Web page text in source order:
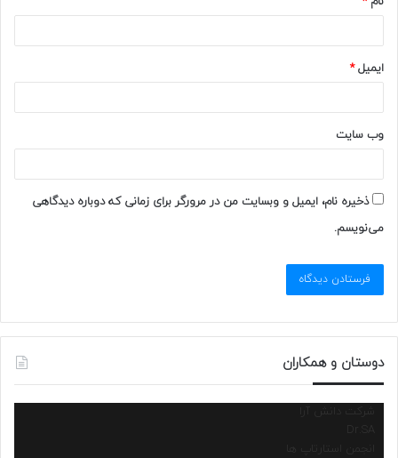
ایمیل*
وب‌ سایت
ذخیره نام، ایمیل و وبسایت من در مرورگر برای زمانی که دوباره دیدگاهی
می‌نویسم.
دوستان و همکاران
شرکت دانش آرا
انجمن استارتاپ ها